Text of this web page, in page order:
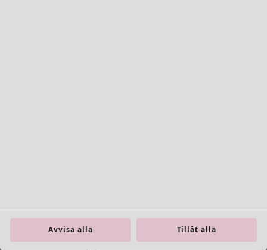
Avvisa alla Tillåt alla